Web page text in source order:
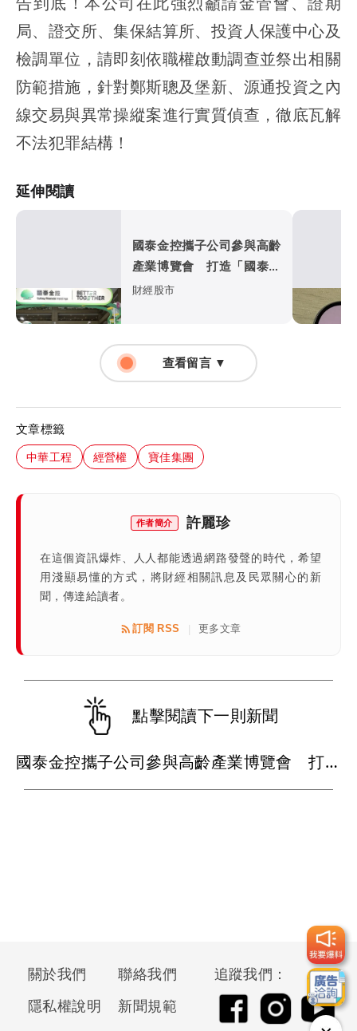
局、證交所、集保結算所、投資人保護中心及
檢調單位，請即刻依職權啟動調查並祭出相關
防範措施，針對鄭斯聰及堡新、源通投資之內
線交易與異常操縱案進行實質偵查，徹底瓦解
不法犯罪結構！
延伸閱讀
國泰金控攜子公司參與高齡
產業博覽會 打造「國泰遊
樂場」退休理財一站式體驗
財經股市
查看留言 ▼
文章標籤
中華工程 經營權 寶佳集團
作者簡介 許麗珍
在這個資訊爆炸、人人都能透過網路發聲的時代，希望
用淺顯易懂的方式，將財經相關訊息及民眾關心的新
聞，傳達給讀者。
訂閱 RSS 更多文章
點擊閱讀下一則新聞
國泰金控攜子公司參與高齡產業博覽會 打造「國泰遊樂場」退休理財一站式體驗
關於我們
聯絡我們
隱私權說明
新聞規範
追蹤我們：